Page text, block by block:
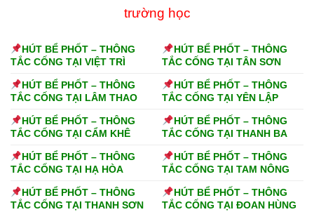
trường học
HÚT BỂ PHỐT – THÔNG
TẮC CỐNG TẠI VIỆT TRÌ
HÚT BỂ PHỐT – THÔNG
TẮC CỐNG TẠI TÂN SƠN
HÚT BỂ PHỐT – THÔNG
TẮC CỐNG TẠI LÂM THAO
HÚT BỂ PHỐT – THÔNG
TẮC CỐNG TẠI YÊN LẬP
HÚT BỂ PHỐT – THÔNG
TẮC CỐNG TẠI CẨM KHÊ
HÚT BỂ PHỐT – THÔNG
TẮC CỐNG TẠI THANH BA
HÚT BỂ PHỐT – THÔNG
TẮC CỐNG TẠI HẠ HÒA
HÚT BỂ PHỐT – THÔNG
TẮC CỐNG TẠI TAM NÔNG
HÚT BỂ PHỐT – THÔNG
TẮC CỐNG TẠI THANH SƠN
HÚT BỂ PHỐT – THÔNG
TẮC CỐNG TẠI ĐOAN HÙNG